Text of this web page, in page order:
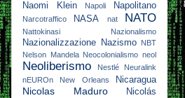
Naomi Klein
Napoli Napolitano
Narcotraffico NASA nat NATO
Nattokinasi Nazionalismo
Nazionalizzazione Nazismo
NBT
Nelson Mandela Neocolonialismo neol
Neoliberismo Nestlé
Neuralink
nEUROn
New Orleans Nicaragua
Nicolas Maduro
Nicolás